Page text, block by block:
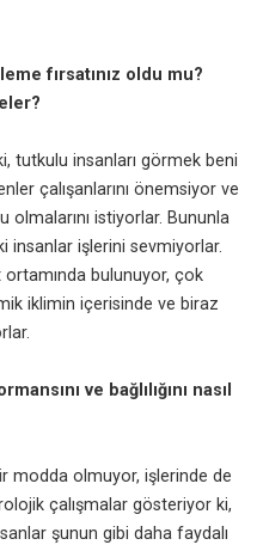
fırsatınız oldu mu?
tutkulu insanları görmek beni
çalışanlarını önemsiyor ve
olmalarını istiyorlar. Bununla
insanlar işlerini sevmiyorlar.
bulunuyor, çok
iklimin içerisinde ve biraz
ve bağlılığını nasıl
modda olmuyor, işlerinde de
çalışmalar gösteriyor ki,
şunun gibi daha faydalı